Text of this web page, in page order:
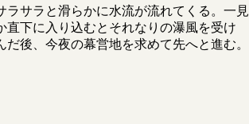
ラサラと滑らかに水流が流れてくる。一見
直下に入り込むとそれなりの瀑風を受け
だ後、今夜の幕営地を求めて先へと進む。